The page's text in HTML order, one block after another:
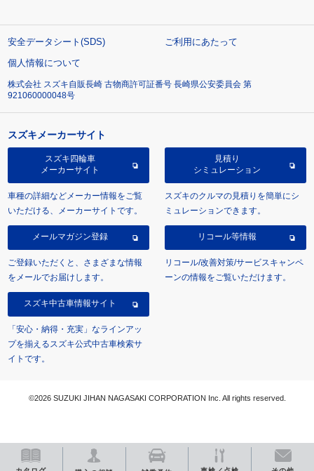
安全データシート(SDS)
ご利用にあたって
個人情報について
株式会社 スズキ自販長崎 古物商許可証番号 長崎県公安委員会 第
921060000048号
スズキメーカーサイト
スズキ四輪車
メーカーサイト
車種の詳細などメーカー情報をご覧
いただける、メーカーサイトです。
見積り
シミュレーション
スズキのクルマの見積りを簡単にシ
ミュレーションできます。
メールマガジン登録
ご登録いただくと、さまざまな情報
をメールでお届けします。
リコール等情報
リコール/改善対策/サービスキャンペ
ーンの情報をご覧いただけます。
スズキ中古車情報サイト
「安心・納得・充実」なラインアッ
プを揃えるスズキ公式中古車検索サ
イトです。
©2026 SUZUKI JIHAN NAGASAKI CORPORATION Inc. All rights reserved.